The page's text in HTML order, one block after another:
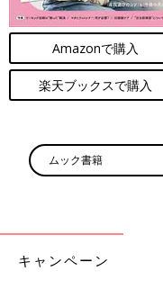
Amazonで購入
楽天ブックスで購入
ムック書籍
キャンペーン